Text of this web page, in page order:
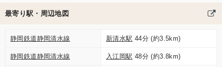
最寄り駅・周辺地図
静岡鉄道静岡清水線 新清水駅 44分 (約3.5km)
静岡鉄道静岡清水線 入江岡駅 48分 (約3.8km)